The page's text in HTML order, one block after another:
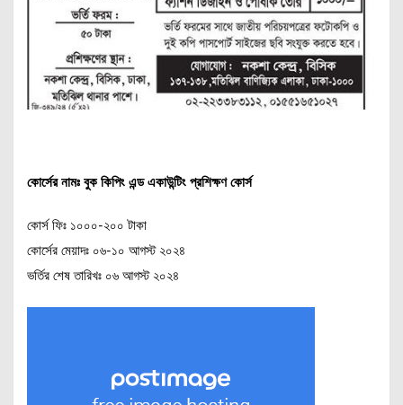
কোর্সের নামঃ বুক কিপিং এন্ড একাউন্টিং প্রশিক্ষণ কোর্স
কোর্স ফিঃ ১০০০-২০০ টাকা
কোর্সের মেয়াদঃ ০৬-১০ আগস্ট ২০২৪
ভর্তির শেষ তারিখঃ ০৬ আগস্ট ২০২৪